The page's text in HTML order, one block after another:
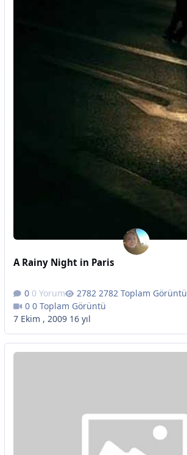
A Rainy Night in Paris
0 Yorum
2782 Toplam Görüntü
0 Toplam Görüntü
7 Ekim , 2009 16 yıl